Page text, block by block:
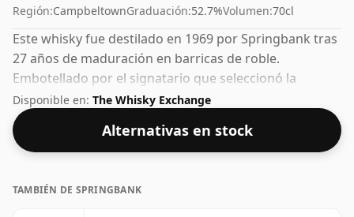
Región:CampbeltownGraduación:52.7%Volumen:70cl
Este whisky fue destilado en 1969 por Springbank tras
27 años de maduración en barricas de roble.
Embotellado por el signatario que seleccionó la
barrica para su lanzamiento bajo su propia etiqueta.
Con un 52,7%, ciertamente puedes agregar una o dos
gotas de agua decente a este whisky para realzar la
textura y abrir el espíritu.
Disponible en: The Whisky Exchange
Alternativas en stock
TAMBIÉN DE SPRINGBANK